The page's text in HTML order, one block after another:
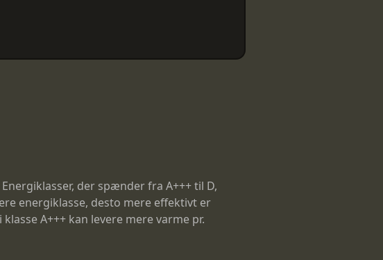
der spænder fra A+++ til D,
energiklasse, desto mere effektivt er
A+++ kan levere mere varme pr.